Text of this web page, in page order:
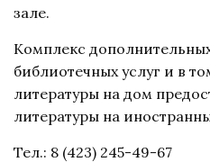
зале.
Комплекс
библиотечных услуг и в
литературы на дом
литературы на
Тел.: 8 (423) 245-49-67